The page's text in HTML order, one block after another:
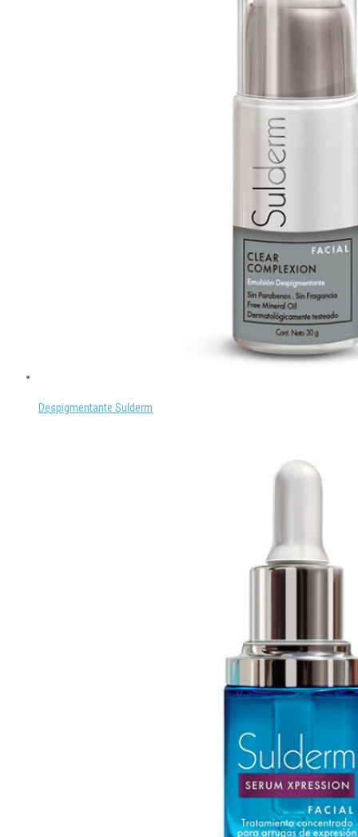
Despigmentante Sulderm